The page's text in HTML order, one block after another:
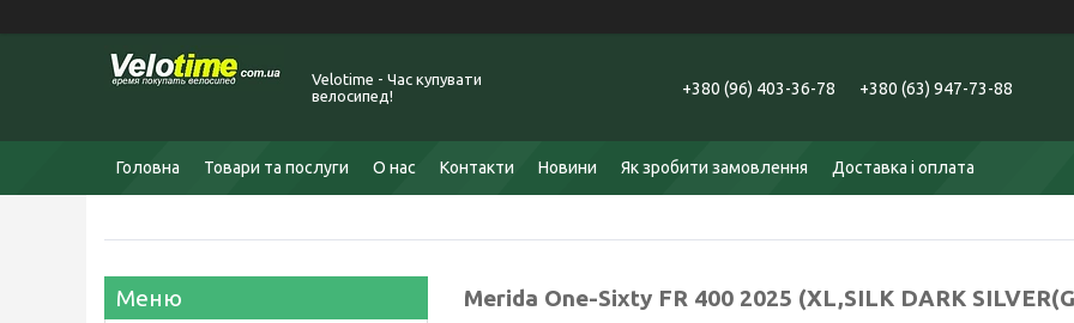
Velotime - Час купувати
велосипед!
+380 (96) 403-36-78 +380 (63) 947-73-88
Головна Товари та послуги О нас Контакти Новини Як зробити замовлення Доставка і оплата
Merida One-Sixty FR 400 2025 (XL,SILK DARK